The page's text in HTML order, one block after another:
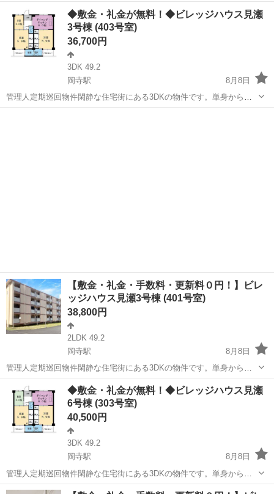
奈良 法隆寺駅 一戸建て
◆敷金・礼金が無料！◆ビレッジハウス見瀬
3号棟 (403号室)
36,700円
3DK 49.2
岡寺駅
8月8日
管理人定期巡回物件閑静な住宅街にある3DKの物件です。単身からフ
ァミリーまで幅広いお客様の生活を可能にしております。ペット飼育
【敷金・礼金・手数料・更新料０円！】ビレ
ッジハウス見瀬3号棟 (401号室)
38,800円
2LDK 49.2
岡寺駅
8月8日
管理人定期巡回物件閑静な住宅街にある3DKの物件です。単身からフ
ァミリーまで幅広いお客様の生活を可能にしております。ペット飼育
についてもご相談いただけます。新規入居限定！最大3万円引越サポー
トあり！敷金・礼金・更新料・鍵交換...
奈良 岡寺駅 アパート ビレッジハウス
◆敷金・礼金が無料！◆ビレッジハウス見瀬
6号棟 (303号室)
40,500円
3DK 49.2
岡寺駅
8月8日
管理人定期巡回物件閑静な住宅街にある3DKの物件です。単身からフ
ァミリーまで幅広いお客様の生活を可能にしております。ペット飼育
奈良 橿原市 岡寺駅 アパート ビレッジハウス